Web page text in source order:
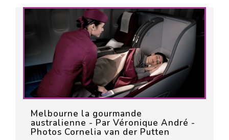
Melbourne la gourmande
australienne - Par Véronique André -
Photos Cornelia van der Putten